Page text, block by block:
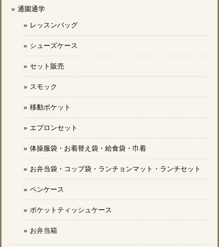
通園通学
レッスンバッグ
シューズケース
セット販売
スモック
移動ポケット
エプロンセット
体操服袋・お着替え袋・給食袋・巾着
お弁当袋・コップ袋・ランチョンマット・ランチセット
ペンケース
ポケットティッシュケース
お弁当箱